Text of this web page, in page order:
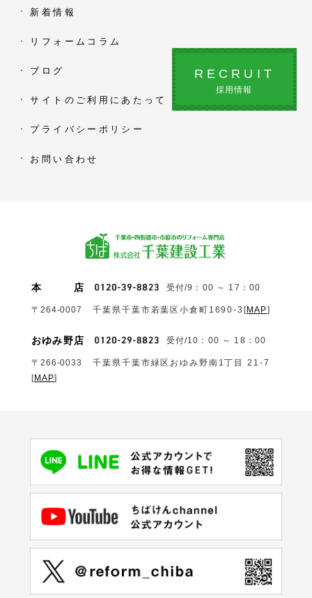
新着情報
リフォームコラム
ブログ
サイトのご利用にあたって
プライバシーポリシー
お問い合わせ
RECRUIT
採用情報
本 店 受付/9：00 ～ 17：00
〒264-0007 千葉県千葉市若葉区小倉町1690‐3 [MAP]
おゆみ野店 受付/10：00 ～ 18：00
〒266-0033
千葉県千葉市緑区おゆみ野南1丁目 21-7
[MAP]